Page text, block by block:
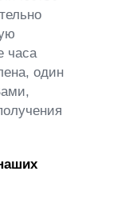
часа
один